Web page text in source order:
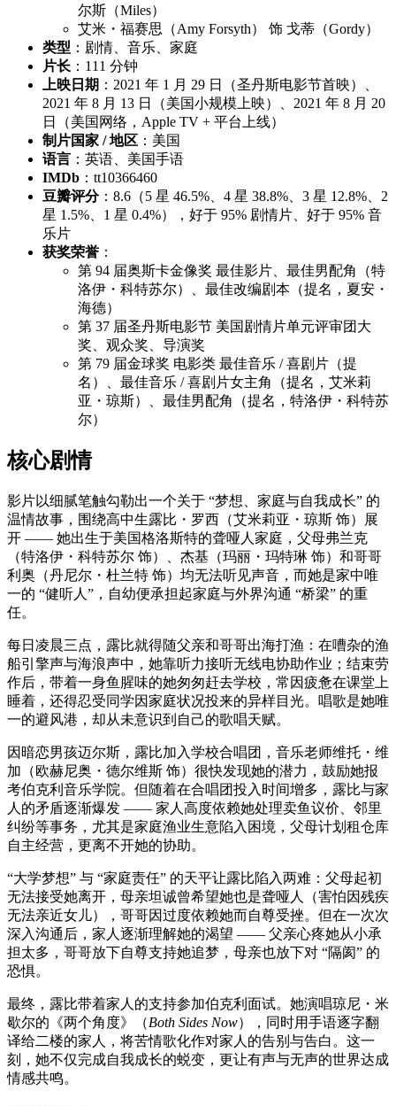
尔斯（Miles）
艾米・福赛思（Amy Forsyth） 饰 戈蒂（Gordy）
类型 ：剧情、音乐、家庭
片长 ：111 分钟
上映日期 ：2021 年 1 月 29 日（圣丹斯电影节首映）、
2021 年 8 月 13 日（美国小规模上映）、2021 年 8 月 20
日（美国网络，Apple TV + 平台上线）
制片国家 / 地区 ：美国
语言 ：英语、美国手语
IMDb ：tt10366460
豆瓣评分：8.6（5 星 46.5%、4 星 38.8%、3 星 12.8%、2
星 1.5%、1 星 0.4%），好于 95% 剧情片、好于 95% 音
乐片
获奖荣誉 ：
第 94 届奥斯卡金像奖 最佳影片、最佳男配角（特
洛伊・科特苏尔）、最佳改编剧本（提名，夏安・
海德）
第 37 届圣丹斯电影节 美国剧情片单元评审团大
奖、观众奖、导演奖
第 79 届金球奖 电影类 最佳音乐 / 喜剧片（提
名）、最佳音乐 / 喜剧片女主角（提名，艾米莉
亚・琼斯）、最佳男配角（提名，特洛伊・科特苏
尔）
核心剧情
影片以细腻笔触勾勒出一个关于 “梦想、家庭与自我成长” 的
温情故事，围绕高中生露比・罗西（艾米莉亚・琼斯 饰）展
开 —— 她出生于美国格洛斯特的聋哑人家庭，父母弗兰克
（特洛伊・科特苏尔 饰）、杰基（玛丽・玛特琳 饰）和哥哥
利奥（丹尼尔・杜兰特 饰）均无法听见声音，而她是家中唯
一的 “健听人”，自幼便承担起家庭与外界沟通 “桥梁” 的重
任。
每日凌晨三点，露比就得随父亲和哥哥出海打渔：在嘈杂的渔
船引擎声与海浪声中，她靠听力接听无线电协助作业；结束劳
作后，带着一身鱼腥味的她匆匆赶去学校，常因疲惫在课堂上
睡着，还得忍受同学因家庭状况投来的异样目光。唱歌是她唯
一的避风港，却从未意识到自己的歌唱天赋。
因暗恋男孩迈尔斯，露比加入学校合唱团，音乐老师维托・维
加（欧赫尼奥・德尔维斯 饰）很快发现她的潜力，鼓励她报
考伯克利音乐学院。但随着在合唱团投入时间增多，露比与家
人的矛盾逐渐爆发 —— 家人高度依赖她处理卖鱼议价、邻里
纠纷等事务，尤其是家庭渔业生意陷入困境，父母计划租仓库
自主经营，更离不开她的协助。
“大学梦想” 与 “家庭责任” 的天平让露比陷入两难：父母起初
无法接受她离开，母亲坦诚曾希望她也是聋哑人（害怕因残疾
无法亲近女儿），哥哥因过度依赖她而自尊受挫。但在一次次
深入沟通后，家人逐渐理解她的渴望 —— 父亲心疼她从小承
担太多，哥哥放下自尊支持她追梦，母亲也放下对 “隔阂” 的
恐惧。
最终，露比带着家人的支持参加伯克利面试。她演唱琼尼・米
歇尔的《两个角度》（Both Sides Now），同时用手语逐字翻
译给二楼的家人，将苦情歌化作对家人的告别与告白。这一
刻，她不仅完成自我成长的蜕变，更让有声与无声的世界达成
情感共鸣。